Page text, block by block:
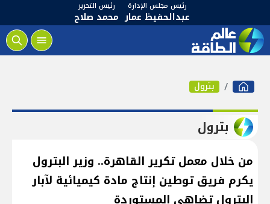
رئيس مجلس الإدارة
عبدالحفيظ عمار
رئيس التحرير
محمد صلاح
بترول
بترول
من خلال معمل تكرير القاهرة.. وزير البترول
يكرم فريق توطين إنتاج مادة كيميائية لآبار
البترول تضاهي المستوردة